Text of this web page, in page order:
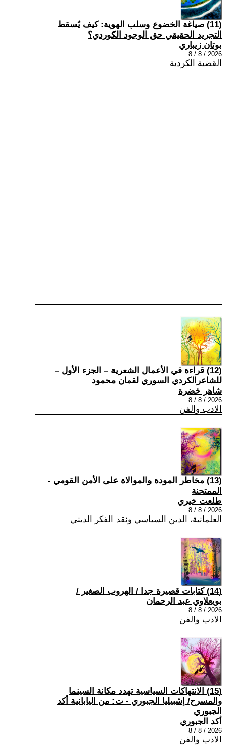
(11) صياغة الخضوع وسلب الهوية: كيف يُسقط
التجريد الحقيقي حق الوجود الكوردي؟
بوتان زيباري
2026 / 8 / 8
القضية الكردية
(12) قراءة في الأعمال الشعرية – الجزء الأول –
للشاعرالكردي السوري لقمان محمود
شاهر خضرة
2026 / 8 / 8
الادب والفن
(13) مخاطر المودة والموالاة على الأمن القومي -
الممتحنة
طلعت خيري
2026 / 8 / 8
العلمانية، الدين السياسي ونقد الفكر الديني
(14) كتابات قصيرة جدا / الهروب الصغير /
بويعلاوي عبد الرحمان
2026 / 8 / 8
الادب والفن
(15) الانتهاكات السياسية تهدد مكانة السينما
والمسرح/ إشبيليا الجبوري - ت: من اليابانية أكد
الجبوري
أكد الجبوري
2026 / 8 / 8
الادب والفن